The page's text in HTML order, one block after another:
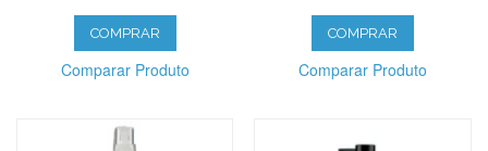
COMPRAR
Comparar Produto
COMPRAR
Comparar Produto